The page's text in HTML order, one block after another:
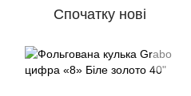
Спочатку нові